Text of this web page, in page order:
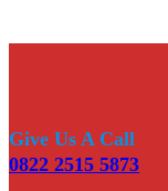
Give Us A Call
0822 2515 5873